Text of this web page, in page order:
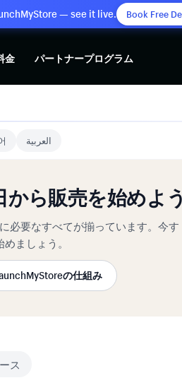
— see it live. Book Free
金 パートナープログラム
العربية
ら販売を始めよう
必要なすべてが揃っています。今す
ましょう。
の仕組み
ス